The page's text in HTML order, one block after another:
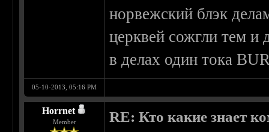
норвежский блэк
церквей сожгли тем и
в делах один тока
05-10-2013, 05:16 PM
Horrnet
Member RE: Кто какие знает